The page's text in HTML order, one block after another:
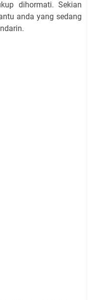
dihormati. Sekian
anda yang sedang